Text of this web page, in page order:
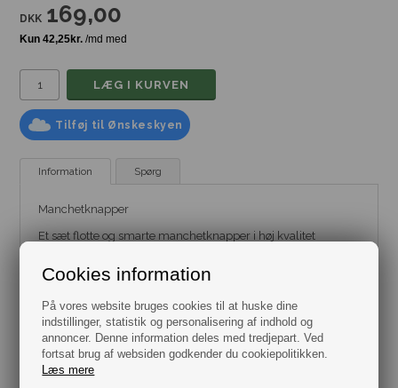
Cookies information
På vores website bruges cookies til at huske dine
indstillinger, statistik og personalisering af indhold og
annoncer. Denne information deles med tredjepart. Ved
fortsat brug af websiden godkender du cookiepolitikken.
Læs mere
DKK 169,00
Tilføj til Ønskeskyen
Information Spørg
Manchetknapper
Et sæt flotte og smarte manchetknapper i høj kvalitet
eller habit.
Manchetknapperne leveres i flot gaveæske.
Varenr.:10101060